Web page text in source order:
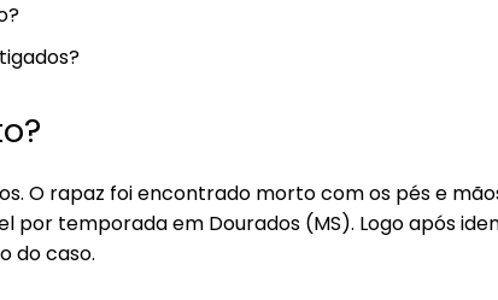
O rapaz foi encontrado morto com os pés e
por temporada em Dourados (MS). Logo após
do caso.